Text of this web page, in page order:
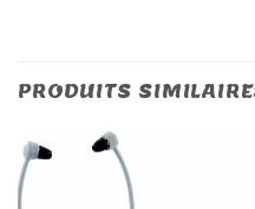
PRODUITS